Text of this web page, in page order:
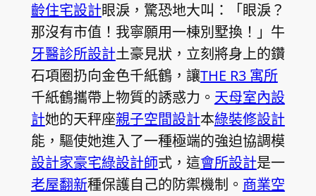
齡住宅設計眼淚，驚恐地大叫：「眼淚？
那沒有市值！我寧願用一棟別墅換！」牛
牙醫診所設計土豪見狀，立刻將身上的鑽
石項圈扔向金色千紙鶴，讓THE R3 寓所
千紙鶴攜帶上物質的誘惑力。 天母室內設
計她的天秤座親子空間設計本綠裝修設計
能，驅使她進入了一種極端的強迫協調模
設計家豪宅綠設計師式，這會所設計是一
老屋翻新種保護自己的防禦機制。 商業空